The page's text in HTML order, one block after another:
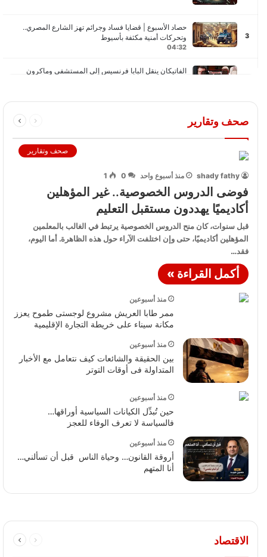
3
حصاد الأسبوع | قضايا فساد وجرائم تهز الشارع المصري..
وتحركات أمنية مكثفة بأسيوط
04:32
الفاتيكان ينقل البابا فرنسيس إلى المستشفى وماكرون
5
حصاد الاسبوع: أسعار الذهب تشتعل وجريمة الدارك ويب تهز
07:17
حصاد الأسبوع: قرارات هامة في مصر.. وأزمة دبلوماسية بين
الجزائر وفرنسا
03:57
8
قرارات مفاجئة في مصر وتصعيد عالمي غير متوقع
9
قرارات مفاجئة في مصر وتصعيد عالمي غير متوقع
04:25
10
قرارات مفاجئة في مصر وتصعيد عالمي غير متوقع
04:25
11
حصاد الأسبوع: أبرز الأخبار المحلية والعالمية | تصريحات
السيسي وكارثة في جنوب السودان!
05:27
حصاد الأسبوع: أبرز الأخبار المحلية والعالمية | تصريحات
السيسي وكارثة في جنوب السودان!
13
أخبار اليوم الثلثاء 21-1-2025 | مصرية وعربية وعالمية
03:13
صحف وتقارير
صحف وتقارير
shady fathy منذ أسبوع واحد 0
1
فوضى الدروس الخصوصية.. غير المؤهلين
أكاديميًا يهددون مستقبل التعليم
قبل سنوات، كان منح الدروس الخصوصية يرتبط في الغالب بالمعلمين
المؤهلين أكاديميًا، حتى وإن اختلفت الآراء حول هذه الظاهرة. أما اليوم،
فقد…
أكمل القراءة »
منذ أسبوعين
ممر طابا العريش مشروع لوجستى طموح يعزز
مكانة سيناء على خريطة التجارة الإقليمية
منذ أسبوعين
بين الحقيقة والشائعات كيف نتعامل مع الأخبار
المتداولة فى أوقات التوتر
منذ أسبوعين
حين تُبدِّل الكيانات السياسية أوراقها…
فالسياسة لا تعرف الوفاء للعجز
منذ أسبوعين
أروقة القانون… وحياة الناس قبل أن تسألني…
أنا المتهم
الاقتصاد